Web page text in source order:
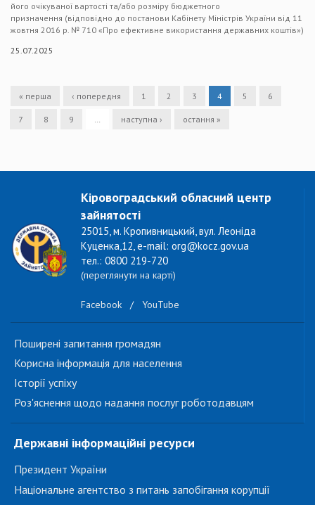
його очікуваної вартості та/або розміру бюджетного
призначення (відповідно до постанови Кабінету Міністрів України від 11
жовтня 2016 р. № 710 «Про ефективне використання державних коштів»)
25.07.2025
« перша ‹ попередня 1 2 3 4 5 6
7 8 9 … наступна › остання »
Кіровоградський обласний центр
зайнятості
25015, м. Кропивницький, вул. Леоніда
Куценка,12, e-mail: org@kocz.gov.ua
тел.: 0800 219-720
(переглянути на карті)
Facebook / YouTube
Поширені запитання громадян
Корисна інформація для населення
Історії успіху
Роз'яснення щодо надання послуг роботодавцям
Державні інформаційні ресурси
Президент України
Національне агентство з питань запобігання корупції